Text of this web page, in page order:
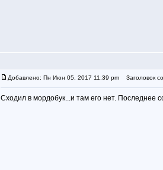
Добавлено: Пн Июн 05, 2017 11:39 pm Заголовок
Сходил в мордобук...и там его нет. Последнее